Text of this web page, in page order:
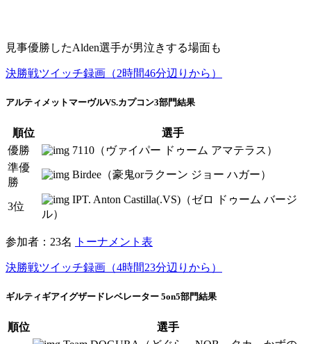
見事優勝したAlden選手が男泣きする場面も
決勝戦ツイッチ録画（2時間46分辺りから）
アルティメットマーヴルVS.カプコン3部門結果
順位
選手
優勝
7110（ヴァイパー ドゥーム アマテラス）
準優
勝
Birdee（豪鬼orラクーン ジョー ハガー）
3位
IPT. Anton Castilla(.VS)（ゼロ ドゥーム バージ
ル）
参加者：23名 トーナメント表
決勝戦ツイッチ録画（4時間23分辺りから）
ギルティギアイグザードレベレーター 5on5部門結果
順位
選手